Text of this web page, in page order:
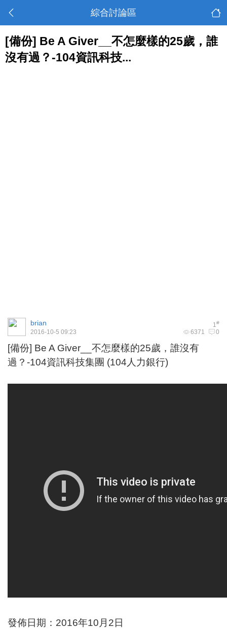
綜合討論區
[備份] Be A Giver__不怎麼樣的25歲，誰
沒有過？-104資訊科技...
1#
brian
6371 0
2016-10-5 09:23
[備份] Be A Giver__不怎麼樣的25歲，誰沒有
過？-104資訊科技集團 (104人力銀行)
發佈日期：2016年10月2日